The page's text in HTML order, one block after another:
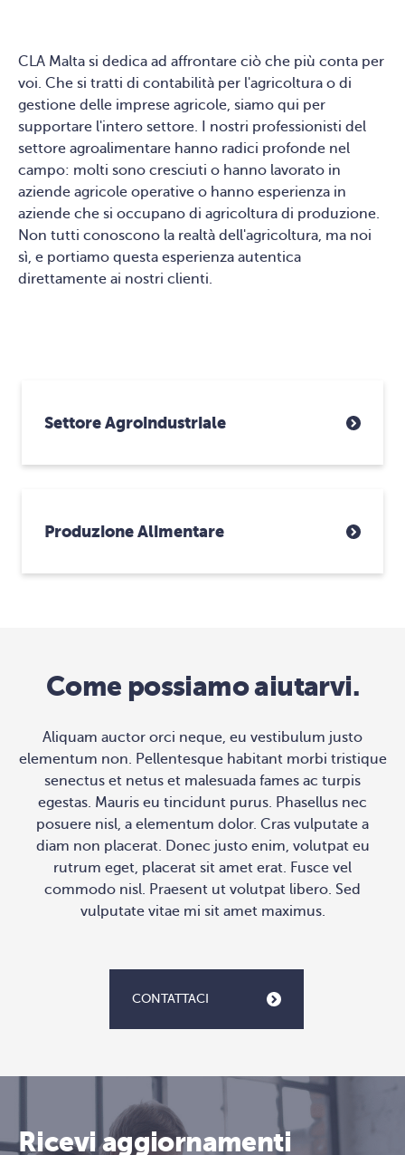
CLA Malta si dedica ad affrontare ciò che più conta per
voi. Che si tratti di contabilità per l'agricoltura o di
gestione delle imprese agricole, siamo qui per
supportare l'intero settore. I nostri professionisti del
settore agroalimentare hanno radici profonde nel
campo: molti sono cresciuti o hanno lavorato in
aziende agricole operative o hanno esperienza in
aziende che si occupano di agricoltura di produzione.
Non tutti conoscono la realtà dell'agricoltura, ma noi
sì, e portiamo questa esperienza autentica
direttamente ai nostri clienti.
Settore Agroindustriale
Produzione Alimentare
Come possiamo aiutarvi.
Aliquam auctor orci neque, eu vestibulum justo
elementum non. Pellentesque habitant morbi tristique
senectus et netus et malesuada fames ac turpis
egestas. Mauris eu tincidunt purus. Phasellus nec
posuere nisl, a elementum dolor. Cras vulputate a
diam non placerat. Donec justo enim, volutpat eu
rutrum eget, placerat sit amet erat. Fusce vel
commodo nisl. Praesent ut volutpat libero. Sed
vulputate vitae mi sit amet maximus.
CONTATTACI
Ricevi aggiornamenti